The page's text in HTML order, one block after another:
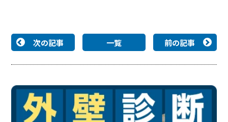
次の記事 一覧 前の記事